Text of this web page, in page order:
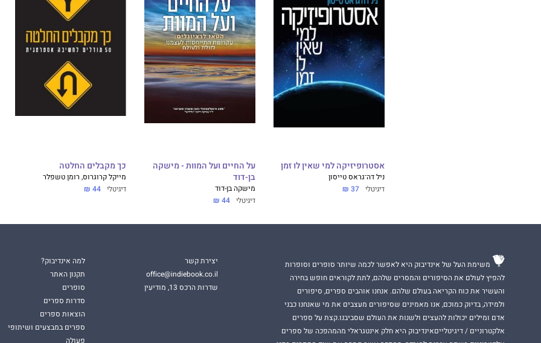
אסטרופיזיקה למי שאין לו זמן
ניל דה־גראס טייסון
דיגיטלי 37 ₪
על החיים ועל המוות - מישקה
בן-דוד
מישקה בן-דוד
דיגיטלי 44 ₪
כך מקבלים החלטה
מייקל קרוגרוס, רומן טשפלר
דיגיטלי 44 ₪
משימת העל של אינדיבוק היא לאפשר לכמה שיותר סופרים וסופרות
להפיץ לעולם את הסיפורים והמסרים שלהם, לתת לקוראים חופש בחירה
והעשיר את כוח הקריאה בעולם שלהם. אנחנו אוהבים ספרים, סיפורים
ולמידה, בדיוק כמוכם, אנו מאמינים שסיפורים מעצבים את מי שאנחנו כבני
אדם ומילים יכולות להעצים ולשנות את העולם שסביבנו.קצת על ספרים
אלקטרוניים / דיגיטלייםאינדיבוק היא חלק אינטגראלי מהמהפכה של ספרים
יצירת קשר
office@indiebook.co.il
שדרות הרכס 13, מודיעין
למה אינדיבוק?
תקנון האתר
סופרים
סדרות ספרים
הוצאות ספרים
ספרים במבצעים ושיתופי
פעולה